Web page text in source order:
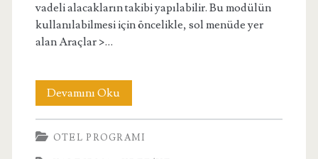
vadeli alacakların takibi yapılabilir. Bu modülün
kullanılabilmesi için öncelikle, sol menüde yer
alan Araçlar >…
Devamını OkuKrediye
Kaldırma
Modülü
OTEL PROGRAMI